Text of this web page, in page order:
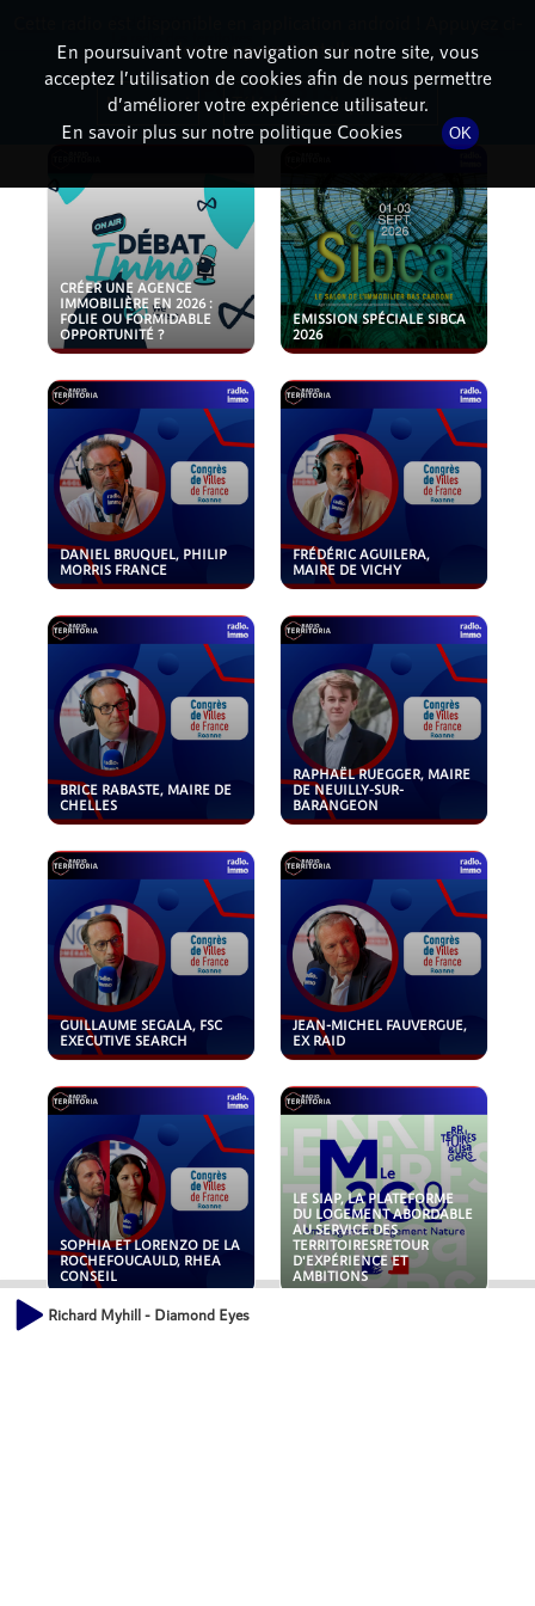
PODCASTS
CRÉER UNE AGENCE
IMMOBILIÈRE EN 2026 :
FOLIE OU FORMIDABLE
OPPORTUNITÉ ?
EMISSION SPÉCIALE SIBCA
2026
DANIEL BRUQUEL, PHILIP
MORRIS FRANCE
FRÉDÉRIC AGUILERA,
MAIRE DE VICHY
BRICE RABASTE, MAIRE DE
CHELLES
RAPHAËL RUEGGER, MAIRE
DE NEUILLY-SUR-
BARANGEON
GUILLAUME SEGALA, FSC
EXECUTIVE SEARCH
JEAN-MICHEL FAUVERGUE,
EX RAID
SOPHIA ET LORENZO DE LA
ROCHEFOUCAULD, RHEA
CONSEIL
LE SIAP, LA PLATEFORME
DU LOGEMENT ABORDABLE
AU SERVICE DES
TERRITOIRESRETOUR
D'EXPÉRIENCE ET
AMBITIONS
Richard Myhill - Diamond Eyes
En poursuivant votre navigation sur notre site, vous
acceptez l’utilisation de cookies afin de nous permettre
d’améliorer votre expérience utilisateur.
En savoir plus sur notre politique Cookies
OK
dessous pour l'installer.
Non merci Télécharger l'application